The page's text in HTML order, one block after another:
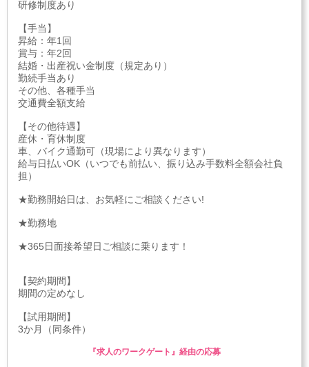
研修制度あり
【手当】
昇給：年1回
賞与：年2回
結婚・出産祝い金制度（規定あり）
勤続手当あり
その他、各種手当
交通費全額支給
【その他待遇】
産休・育休制度
車、バイク通勤可（現場により異なります）
給与日払いOK（いつでも前払い、振り込み手数料全額会社負
担）
★勤務開始日は、お気軽にご相談ください!
★勤務地
★365日面接希望日ご相談に乗ります！
【契約期間】
期間の定めなし
【試用期間】
3か月（同条件）
『求人のワークゲート』経由の応募